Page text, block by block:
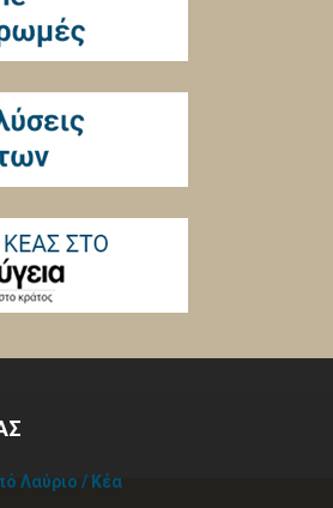
Λαύριο / Κέα